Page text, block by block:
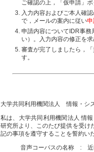
ご確認の上，「仮申請」
入力内容およびご本人確認
で，メールの案内に従い申
申請内容についてIDR事務
い）。入力内容の修正を
審査が完了しましたら，
す。
大学共同利用機関法人 情報・シ
私は、大学共同利用機関法人 情
研究所より、このたび提供を受け
記の事項を遵守することを誓約い
音声コーパスの名称 : 近